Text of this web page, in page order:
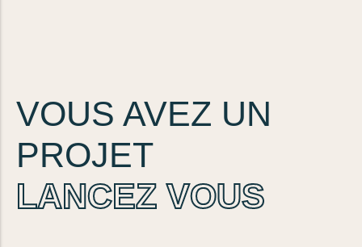
VOUS AVEZ UN
PROJET
LANCEZ VOUS